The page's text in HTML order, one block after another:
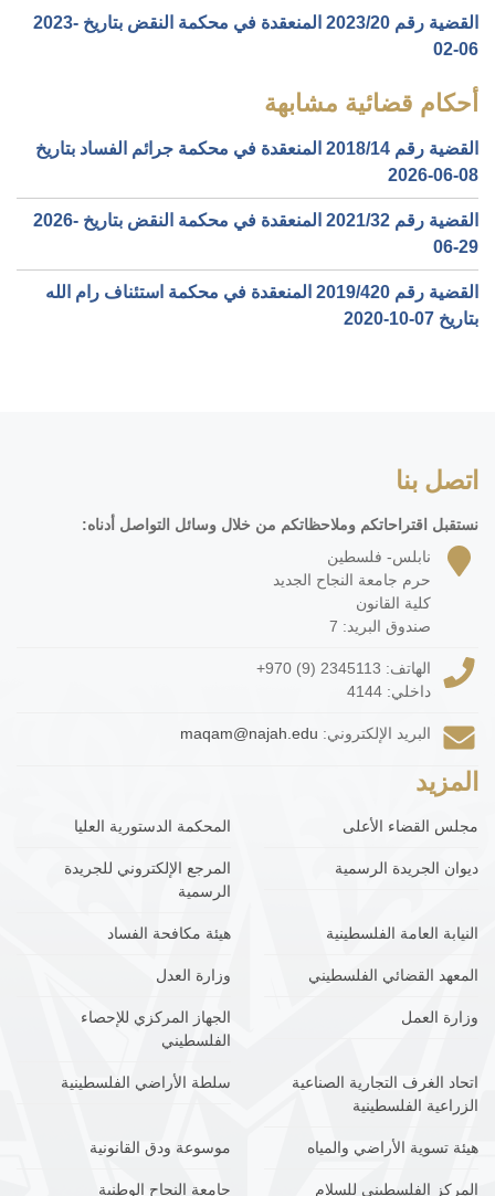
القضية رقم ‎20‏/‎2023‏ المنعقدة في محكمة النقض بتاريخ ‎2023-
02-06‏
أحكام قضائية مشابهة
القضية رقم ‎14‏/‎2018‏ المنعقدة في محكمة جرائم الفساد بتاريخ
‎2026-06-08‏
القضية رقم ‎32‏/‎2021‏ المنعقدة في محكمة النقض بتاريخ ‎2026-
06-29‏
القضية رقم ‎420‏/‎2019‏ المنعقدة في محكمة استئناف رام الله
بتاريخ ‎2020-10-07‏
اتصل بنا
نستقبل اقتراحاتكم وملاحظاتكم من خلال وسائل التواصل أدناه:
نابلس- فلسطين
حرم جامعة النجاح الجديد
كلية القانون
صندوق البريد: 7
الهاتف: +970 (9) 2345113
داخلي: 4144
البريد الإلكتروني: maqam@najah.edu
المزيد
مجلس القضاء الأعلى المحكمة الدستورية العليا
ديوان الجريدة الرسمية
المرجع الإلكتروني للجريدة
الرسمية
النيابة العامة الفلسطينية هيئة مكافحة الفساد
المعهد القضائي الفلسطيني وزارة العدل
وزارة العمل
الجهاز المركزي للإحصاء
الفلسطيني
اتحاد الغرف التجارية الصناعية
الزراعية الفلسطينية
سلطة الأراضي الفلسطينية
هيئة تسوية الأراضي والمياه موسوعة ودق القانونية
المركز الفلسطيني للسلام جامعة النجاح الوطنية